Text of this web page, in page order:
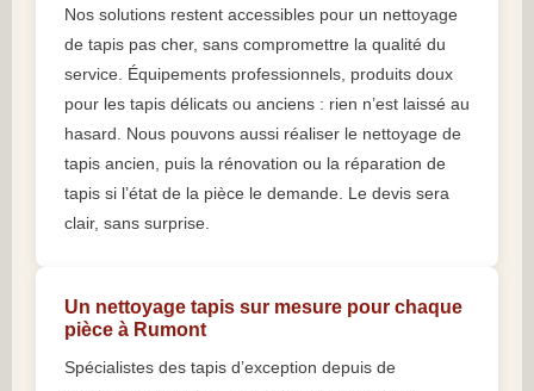
Nos solutions restent accessibles pour un nettoyage
de tapis pas cher, sans compromettre la qualité du
service. Équipements professionnels, produits doux
pour les tapis délicats ou anciens : rien n’est laissé au
hasard. Nous pouvons aussi réaliser le nettoyage de
tapis ancien, puis la rénovation ou la réparation de
tapis si l’état de la pièce le demande. Le devis sera
clair, sans surprise.
Un nettoyage tapis sur mesure pour chaque
pièce à Rumont
Spécialistes des tapis d’exception depuis de